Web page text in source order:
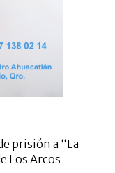
prisión a “La
Los Arcos